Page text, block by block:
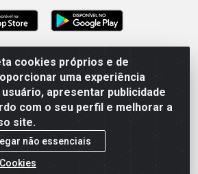
cookies próprios e de
uma experiência
apresentar publicidade
com o seu perfil e melhorar a
site.
não essenciais
- Rua Professor Caldas Filho, 291 -
/ PE CEP: 50771-335 - CNPJ
03.666.136/0001-23